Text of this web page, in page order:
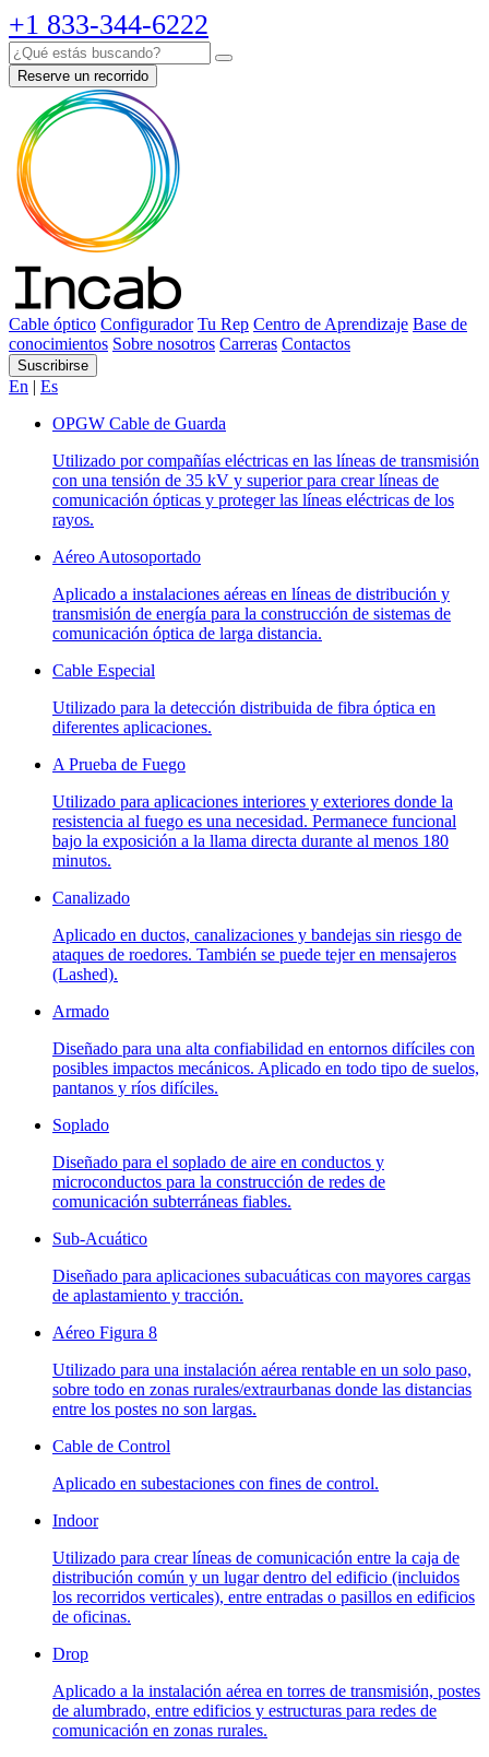
+1 833-344-6222
Reserve un recorrido
Cable óptico Configurador Tu Rep Centro de Aprendizaje Base de
conocimientos Sobre nosotros Carreras Contactos
Suscribirse
En | Es
OPGW Cable de Guarda
Utilizado por compañías eléctricas en las líneas de transmisión
con una tensión de 35 kV y superior para crear líneas de
comunicación ópticas y proteger las líneas eléctricas de los
rayos.
Aéreo Autosoportado
Aplicado a instalaciones aéreas en líneas de distribución y
transmisión de energía para la construcción de sistemas de
comunicación óptica de larga distancia.
Cable Especial
Utilizado para la detección distribuida de fibra óptica en
diferentes aplicaciones.
A Prueba de Fuego
Utilizado para aplicaciones interiores y exteriores donde la
resistencia al fuego es una necesidad. Permanece funcional
bajo la exposición a la llama directa durante al menos 180
minutos.
Canalizado
Aplicado en ductos, canalizaciones y bandejas sin riesgo de
ataques de roedores. También se puede tejer en mensajeros
(Lashed).
Armado
Diseñado para una alta confiabilidad en entornos difíciles con
posibles impactos mecánicos. Aplicado en todo tipo de suelos,
pantanos y ríos difíciles.
Soplado
Diseñado para el soplado de aire en conductos y
microconductos para la construcción de redes de
comunicación subterráneas fiables.
Sub-Acuático
Diseñado para aplicaciones subacuáticas con mayores cargas
de aplastamiento y tracción.
Aéreo Figura 8
Utilizado para una instalación aérea rentable en un solo paso,
sobre todo en zonas rurales/extraurbanas donde las distancias
entre los postes no son largas.
Cable de Control
Aplicado en subestaciones con fines de control.
Indoor
Utilizado para crear líneas de comunicación entre la caja de
distribución común y un lugar dentro del edificio (incluidos
los recorridos verticales), entre entradas o pasillos en edificios
de oficinas.
Drop
Aplicado a la instalación aérea en torres de transmisión, postes
de alumbrado, entre edificios y estructuras para redes de
comunicación en zonas rurales.